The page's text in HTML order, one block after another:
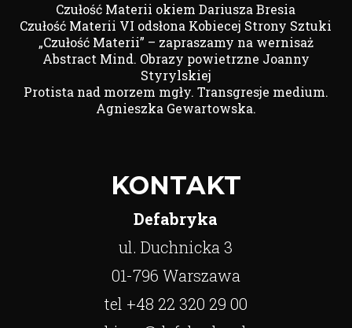
Czułość Materii okiem Dariusza Bresia
Czułość Materii VI odsłona Kobiecej Strony Sztuki
„Czułość Materii” – zapraszamy na wernisaż
Abstract Mind. Obrazy powietrzne Joanny
Styrylskiej
Protista nad morzem mgły. Transgresje medium.
Agnieszka Gewartowska.
KONTAKT
Defabryka
ul. Duchnicka 3
01-796 Warszawa
tel +48 22 320 29 00